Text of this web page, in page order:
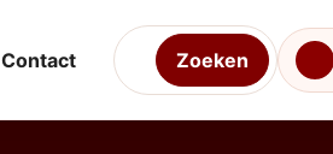
Contact Zoeken